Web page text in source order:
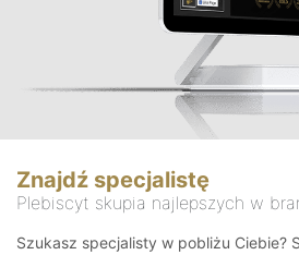
Znajdź specjalistę
Plebiscyt skupia najlepszych w
Szukasz specjalisty w pobliżu Ciebie?